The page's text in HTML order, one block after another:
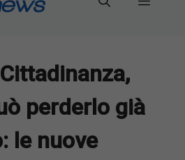
perderlo già
le nuove